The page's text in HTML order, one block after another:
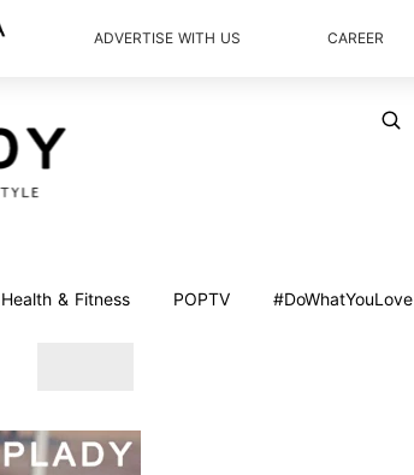
ADVERTISE WITH US CAREER
Health & Fitness POPTV #DoWhatYouLove